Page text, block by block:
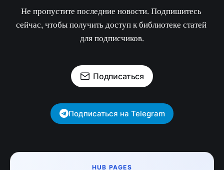
Не пропустите последние новости. Подпишитесь
сейчас, чтобы получить доступ к библиотеке статей
для подписчиков.
Подписаться
Подписаться на Telegram
HUB PAGES